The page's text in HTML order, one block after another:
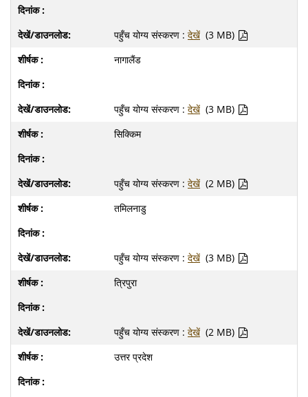
पहुँच योग्य संस्करण : देखें (3 MB)
नागालैंड
पहुँच योग्य संस्करण : देखें (3 MB)
सिक्किम
पहुँच योग्य संस्करण : देखें (2 MB)
तमि‍लनाडु
पहुँच योग्य संस्करण : देखें (3 MB)
त्रिपुरा
पहुँच योग्य संस्करण : देखें (2 MB)
उत्तर प्रदेश